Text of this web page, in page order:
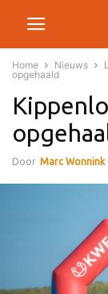
Home Nieuws
opgehaald
Door Marc Wonnink